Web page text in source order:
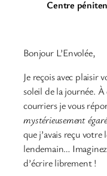
Centre
Bonjour L’Envolée,
Je reçois avec
soleil de la journée. À
courriers je vous
mystérieusement
que j’avais reçu
lendemain…
d’écrire librement !